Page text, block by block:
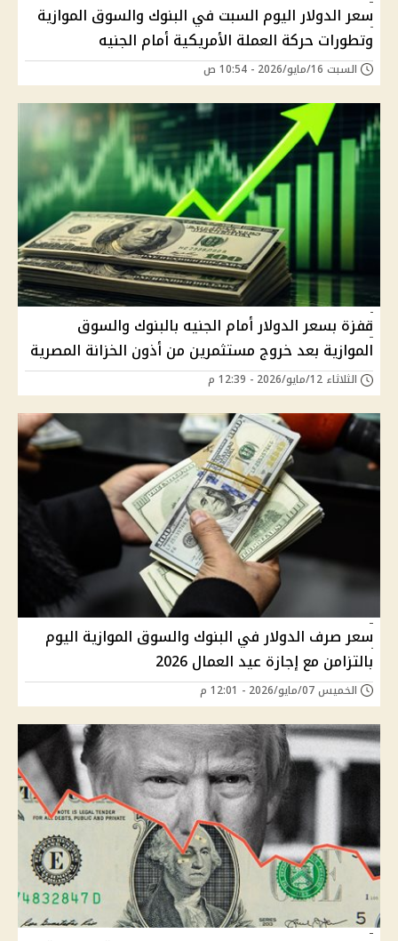
سعر الدولار اليوم السبت في البنوك والسوق الموازية
وتطورات حركة العملة الأمريكية أمام الجنيه
السبت 16/مايو/2026 - 10:54 ص
قفزة بسعر الدولار أمام الجنيه بالبنوك والسوق
الموازية بعد خروج مستثمرين من أذون الخزانة المصرية
الثلاثاء 12/مايو/2026 - 12:39 م
سعر صرف الدولار في البنوك والسوق الموازية اليوم
بالتزامن مع إجازة عيد العمال 2026
الخميس 07/مايو/2026 - 12:01 م